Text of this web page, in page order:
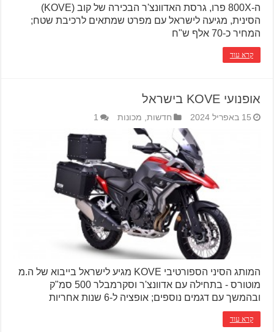
ה-800X פרו, גרסת האדוונצ'ר הבכירה של קוב (KOVE)
הסינית, מגיעה לישראל עם מפרט שמתאים לרכיבת שטח;
המחיר כ-70 אלף ש"ח
קרא עוד
אופנועי KOVE בישראל
15 באפריל 2024 חדשות, מכונות 1
המותג הסיני הספורטיבי KOVE מגיע לישראל בייבוא של ה.מ
מוטורס - בתחילה עם אדוונצ'ר וסקרמבלר 500 סמ"ק
ובהמשך עם דגמים נוספים; אופציה ל-6 שנות אחריות
קרא עוד